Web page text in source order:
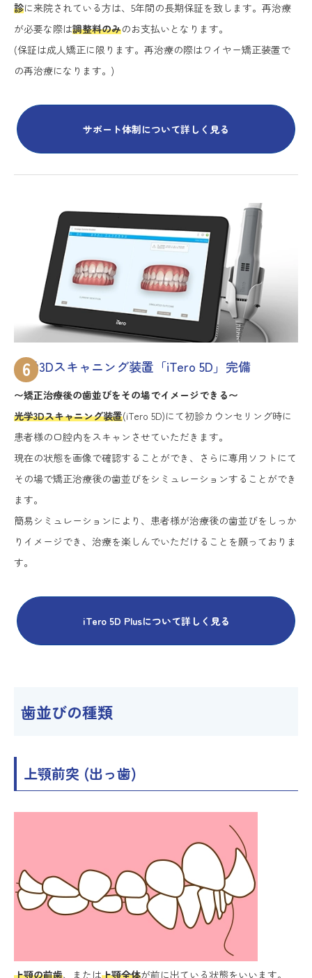
診に来院されている方は、5年間の長期保証を致します。再治療
が必要な際は調整料のみのお支払いとなります。
(保証は成人矯正に限ります。再治療の際はワイヤー矯正装置で
の再治療になります。)
サポート体制について詳しく見る
6
光学3Dスキャニング装置「iTero 5D」完備
〜矯正治療後の歯並びをその場でイメージできる〜
光学3Dスキャニング装置(iTero 5D)にて初診カウンセリング時に
患者様の口腔内をスキャンさせていただきます。
現在の状態を画像で確認することができ、さらに専用ソフトにて
その場で矯正治療後の歯並びをシミュレーションすることができ
ます。
簡易シミュレーションにより、患者様が治療後の歯並びをしっか
りイメージでき、治療を楽しんでいただけることを願っておりま
す。
iTero 5D Plusについて詳しく見る
歯並びの種類
上顎前突 (出っ歯)
上顎の前歯、または上顎全体が前に出ている状態をいいます。